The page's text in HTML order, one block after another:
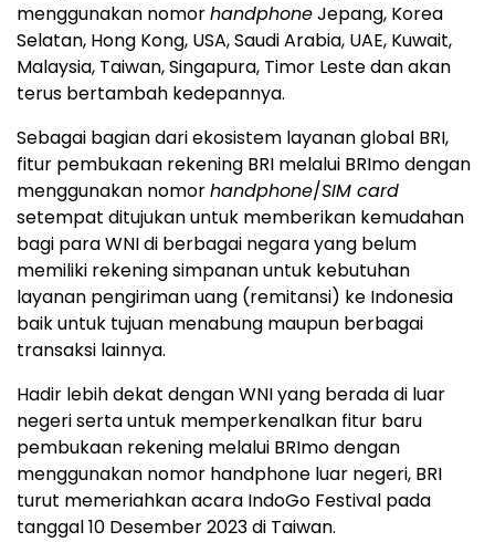
menggunakan nomorhandphoneJepang, Korea
Selatan, Hong Kong, USA, Saudi Arabia, UAE, Kuwait,
Malaysia, Taiwan, Singapura, Timor Leste dan akan
terus bertambah kedepannya.
Sebagai bagian dari ekosistem layanan global BRI,
fitur pembukaan rekening BRI melalui BRImo dengan
menggunakan nomorhandphone/SIM card
setempat ditujukan untuk memberikan kemudahan
bagi para WNI di berbagai negara yang belum
memiliki rekening simpanan untuk kebutuhan
layanan pengiriman uang (remitansi) ke Indonesia
baik untuk tujuan menabung maupun berbagai
transaksi lainnya.
Hadir lebih dekat dengan WNI yang berada di luar
negeri serta untuk memperkenalkan fitur baru
pembukaan rekening melalui BRImo dengan
menggunakan nomor handphone luar negeri, BRI
turut memeriahkan acara IndoGo Festival pada
tanggal 10 Desember 2023 di Taiwan.